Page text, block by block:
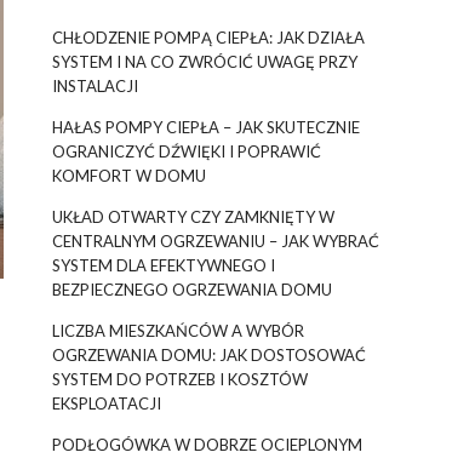
CHŁODZENIE POMPĄ CIEPŁA: JAK DZIAŁA
SYSTEM I NA CO ZWRÓCIĆ UWAGĘ PRZY
INSTALACJI
HAŁAS POMPY CIEPŁA – JAK SKUTECZNIE
OGRANICZYĆ DŹWIĘKI I POPRAWIĆ
KOMFORT W DOMU
UKŁAD OTWARTY CZY ZAMKNIĘTY W
CENTRALNYM OGRZEWANIU – JAK WYBRAĆ
SYSTEM DLA EFEKTYWNEGO I
BEZPIECZNEGO OGRZEWANIA DOMU
LICZBA MIESZKAŃCÓW A WYBÓR
OGRZEWANIA DOMU: JAK DOSTOSOWAĆ
SYSTEM DO POTRZEB I KOSZTÓW
EKSPLOATACJI
PODŁOGÓWKA W DOBRZE OCIEPLONYM